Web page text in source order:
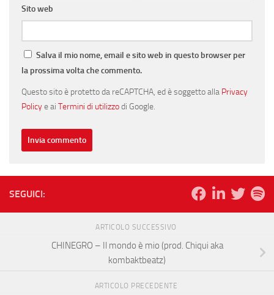
Sito web
Salva il mio nome, email e sito web in questo browser per
la prossima volta che commento.
Questo sito è protetto da reCAPTCHA, ed è soggetto alla Privacy
Policye ai Termini di utilizzodi Google.
SEGUICI:
ARTICOLO SUCCESSIVO
CHINEGRO – Il mondo è mio (prod. Chiqui aka
kombaktbeatz)
ARTICOLO PRECEDENTE